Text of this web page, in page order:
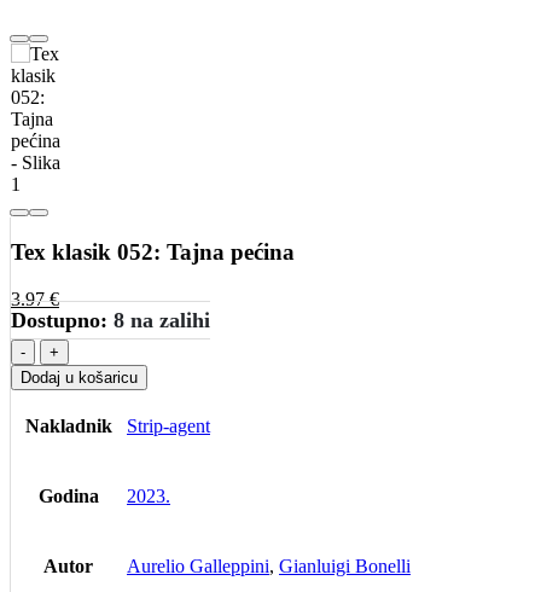
Tex klasik 052: Tajna pećina
3.97€
Dostupno: 8 na zalihi
-
+
Dodaj u košaricu
Nakladnik Strip-agent
Godina 2023.
Autor Aurelio Galleppini, Gianluigi Bonelli